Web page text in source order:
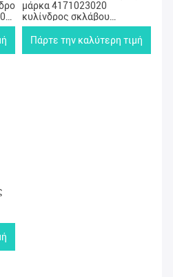
μάρκα 4171023020
κυλίνδρος σκλάβου
συμπλέκτη 41710-23020
κυλίνδρος σκλάβου
Πάρτε την καλύτερη τιμή